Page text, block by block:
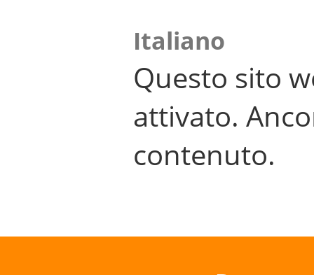
Italiano
Questo sito
attivato.
contenuto.